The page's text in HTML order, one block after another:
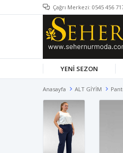
Çağrı Merkezi: 0545 456
YENİ SEZON
Anasayfa ALT GİYİM